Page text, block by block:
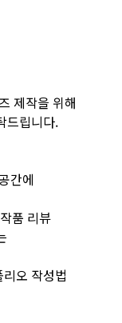
제작을 위해
드립니다.
간에
품 리뷰
오 작성법